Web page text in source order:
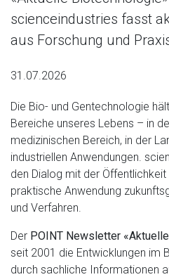
scienceindustries fasst
aus Forschung und
31.07.2026
Die Bio- und Gentechnologie
Bereiche unseres Lebens – in
medizinischen Bereich, in der
industriellen Anwendungen.
den Dialog mit der
praktische Anwendung
und Verfahren.
Der POINT Newsletter
seit 2001 die Entwicklungen im
durch sachliche Informationen